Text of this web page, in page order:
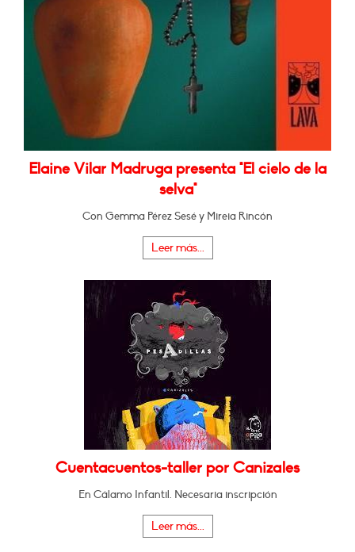
Elaine Vilar Madruga presenta "El cielo de la
selva"
Con Gemma Pérez Sesé y Mireia Rincón
Leer más...
Cuentacuentos-taller por Canizales
En Cálamo Infantil. Necesaria inscripción
Leer más...